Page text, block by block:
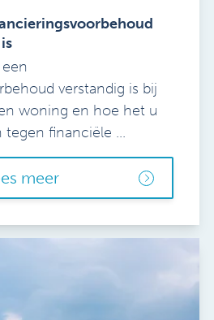
verstandig is bij
woning en hoe het u
financiële ...
meer